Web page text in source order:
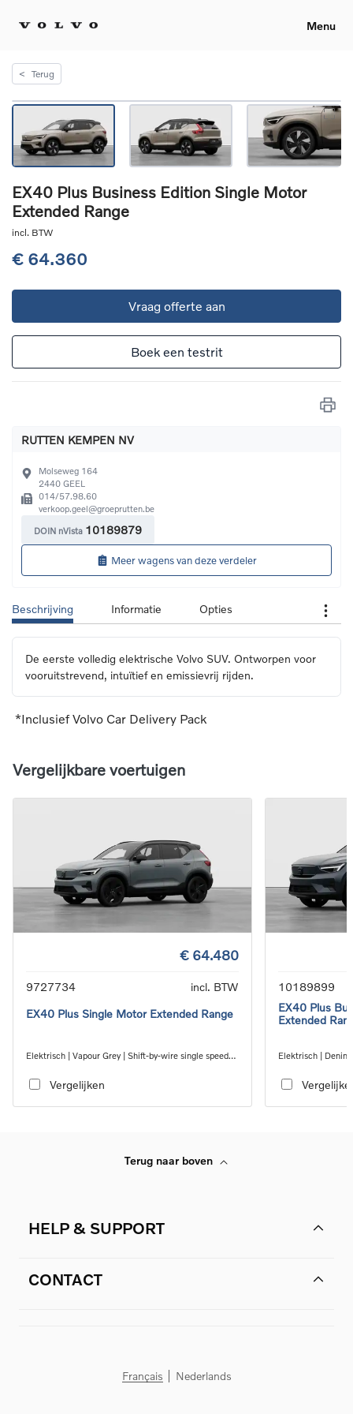
Menu
< Terug
EX40 Plus Business Edition Single Motor
Extended Range
incl. BTW
€ 64.360
Vraag offerte aan
Boek een testrit
RUTTEN KEMPEN NV
Molseweg 164
2440 GEEL
014/57.98.60
verkoop.geel@groeprutten.be
DOIN nVista 10189879
Meer wagens van deze verdeler
Beschrijving Informatie Opties
De eerste volledig elektrische Volvo SUV. Ontworpen voor
vooruitstrevend, intuïtief en emissievrij rijden.
*Inclusief Volvo Car Delivery Pack
Vergelijkbare voertuigen
€ 64.480
9727734
incl. BTW
EX40 Plus Single Motor Extended Range
Elektrisch | Vapour Grey | Shift-by-wire single speed
Vergelijken
10189899
EX40 Plus
Extended
Elektrisch |
Terug naar boven
HELP & SUPPORT
CONTACT
Français Nederlands